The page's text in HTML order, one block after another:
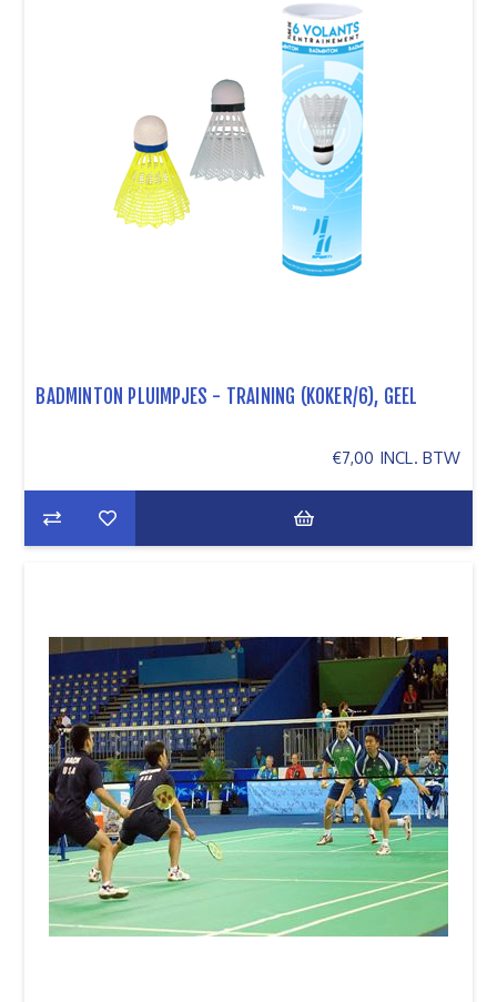
BADMINTON PLUIMPJES - TRAINING (KOKER/6), GEEL
€7,00 INCL. BTW